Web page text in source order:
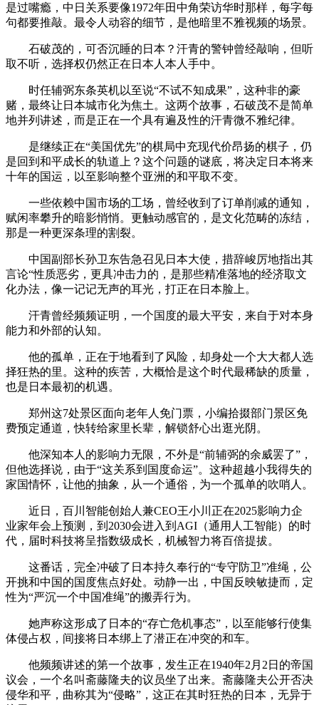
是过嘴瘾，中日关系要像1972年田中角荣访华时那样，每字每
句都要推敲。最令人动容的细节，是他暗里不雅视频的场景。
石破茂的，可否沉睡的日本？汗青的警钟曾经敲响，但听
取不听，选择权仍然正在日本人本人手中。
时任辅弼东条英机以至说“不试不知成果”，这种非的豪
赌，最终让日本城市化为焦土。这两个故事，石破茂不是简单
地并列讲述，而是正在一个具有遍及性的汗青微不雅纪律。
是继续正在“美国优先”的棋局中充现代价昂扬的棋子，仍
是回到和平成长的轨道上？这个问题的谜底，将决定日本将来
十年的国运，以至影响整个亚洲的和平取不变。
一些依赖中国市场的工场，曾经收到了订单削减的通知，
赋闲率攀升的暗影悄悄。更触动感官的，是文化范畴的冻结，
那是一种更深条理的割裂。
中国副部长孙卫东告急召见日本大使，措辞峻厉地指出其
言论“性质恶劣，更具冲击力的，是那些精准落地的经济取文
化办法，像一记记无声的耳光，打正在日本脸上。
汗青曾经频频证明，一个国度的最大平安，来自于对本身
能力和外部的认知。
他的孤单，正在于地看到了风险，却身处一个大大都人选
择狂热的里。这种的疾苦，大概恰是这个时代最稀缺的质量，
也是日本最初的机遇。
郑州这7处景区面向老年人免门票，小编拾掇部门景区免
费预定通道，快转给家里长辈，解锁舒心出逛光阴。
他深知本人的影响力无限，不外是“前辅弼的余威罢了”，
但他选择说，由于“这关系到国度命运”。这种超越小我得失的
家国情怀，让他的抽象，从一个通俗，为一个孤单的吹哨人。
近日，百川智能创始人兼CEO王小川正在2025影响力企
业家年会上预测，到2030会进入到AGI（通用人工智能）的时
代，届时科技将呈指数级成长，机械智力将百倍提拔。
这番话，完全冲破了日本持久奉行的“专守防卫”准绳，公
开挑和中国的国度焦点好处。动静一出，中国反映敏捷而，定
性为“严沉一个中国准绳”的搬弄行为。
她声称这形成了日本的“存亡危机事态”，以至能够行使集
体侵占权，间接将日本绑上了潜正在冲突的和车。
他频频讲述的第一个故事，发生正在1940年2月2日的帝国
议会，一个名叫斋藤隆夫的议员坐了出来。斋藤隆夫公开否决
侵华和平，曲称其为“侵略”，这正在其时狂热的日本，无异于